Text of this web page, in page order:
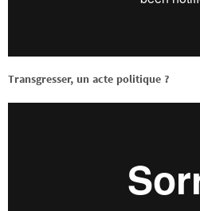
Transgresser, un acte politique ?